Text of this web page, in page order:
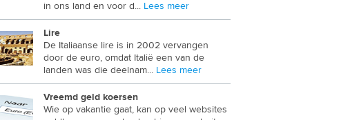
in ons land en voor d... Lees meer
Lire
De Italiaanse lire is in 2002 vervangen
door de euro, omdat Italië een van de
landen was die deelnam... Lees meer
Vreemd geld koersen
Wie op vakantie gaat, kan op veel websites